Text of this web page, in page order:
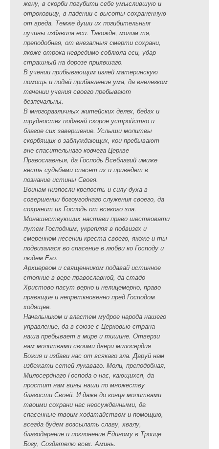
жену, в скорби погубити себе умыслившую и
отроковицу, в падении с высоты сохраненную
от вреда. Темже души их погибительныя
пучины избавила еси. Такожде, молим тя,
преподобная, от внезапныя смерти сохрани,
якоже отрока невредимо соблюла еси, удар
страшный на дорозе приявшаго.
В учении прибывающим излей материнскую
помощь и подай прибавление ума, да внелегком
течении учения своего пребывают
безпечальны.
В многоразличных житейских делех, бедах и
трудностех подавай скорое устройство и
благое сих завершение. Услыши молитвы
скорбящих о заблуждающих, кои пребывают
вне спасительнаго ковчега Церкве
Православныя, да Господь Всеблагий имиже
весть судьбами спасет их и приведет в
познание истины Своея.
Воинам низпосли крепость и силу духа в
совершении богоугоднаго служения своего, да
сохранит их Господь от всякого зла.
Монашествующих настави право шествовати
путем Господним, укрепляя в подвизех и
смеренном несении креста своего, якоже и ты
подвизалася во спасение в любви ко Господу и
людем Его.
Архиереом и священником подавай истинное
стояние в вере православной, да стадо
Христово пасут верно и нелицемерно, право
правящие и непреткновенно пред Господом
ходящее.
Начальником и властем мудрое народа нашего
управление, да в союзе с Церковью страна
наша пребывает в мире и тишине. Отверзи
нам молитвами своими двери милосердия
Божия и избави нас от всякаго зла. Даруй нам
избежати сетей лукаваго. Моли, преподобная,
Милосерднаго Господа о нас, кающихся, да
простит нам вины наши по множеству
благости Своей. И даже до конца молитвами
твоими сохрани нас неосужденными, да
спасенные твоим ходатайством и помощию,
всегда будем возсылать славу, хвалу,
благодарение и поклонение Единому в Троице
Богу, Создателю всех. Аминь.